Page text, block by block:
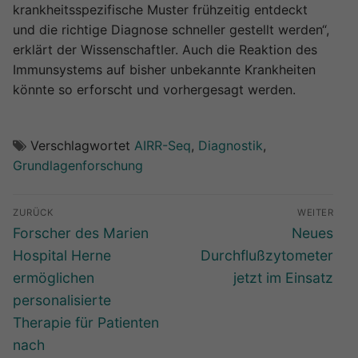
krankheitsspezifische Muster frühzeitig entdeckt
und die richtige Diagnose schneller gestellt werden“,
erklärt der Wissenschaftler. Auch die Reaktion des
Immunsystems auf bisher unbekannte Krankheiten
könnte so erforscht und vorhergesagt werden.
Verschlagwortet AIRR-Seq, Diagnostik,
Grundlagenforschung
Beitragsnavigation
ZURÜCK
Vorheriger
Beitrag:
Forscher des Marien
Hospital Herne
ermöglichen
personalisierte
Therapie für Patienten
nach
WEITER
Nächster
Beitrag:
Neues
Durchflußzytometer
jetzt im Einsatz